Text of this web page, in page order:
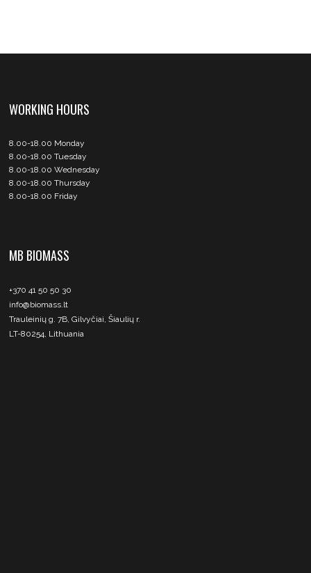
WORKING HOURS
8.00-18.00 Monday
8.00-18.00 Tuesday
8.00-18.00 Wednesday
8.00-18.00 Thursday
8.00-18.00 Friday
MB BIOMASS
+370 41 50 50 30
info@biomass.lt
Trauleinių g. 7B, Gilvyčiai, Šiaulių r.
LT-80254, Lithuania